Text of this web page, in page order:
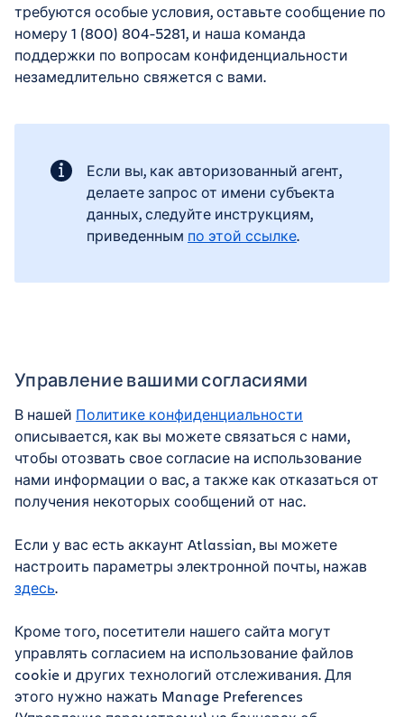
требуются особые условия, оставьте сообщение по
номеру 1 (800) 804-5281, и наша команда
поддержки по вопросам конфиденциальности
незамедлительно свяжется с вами.
Если вы, как авторизованный агент,
делаете запрос от имени субъекта
данных, следуйте инструкциям,
приведенным по этой ссылке.
Управление вашими согласиями
В нашей Политике конфиденциальности
описывается, как вы можете связаться с нами,
чтобы отозвать свое согласие на использование
нами информации о вас, а также как отказаться от
получения некоторых сообщений от нас.
Если у вас есть аккаунт Atlassian, вы можете
настроить параметры электронной почты, нажав
здесь.
Кроме того, посетители нашего сайта могут
управлять согласием на использование файлов
cookie и других технологий отслеживания. Для
этого нужно нажать Manage Preferences